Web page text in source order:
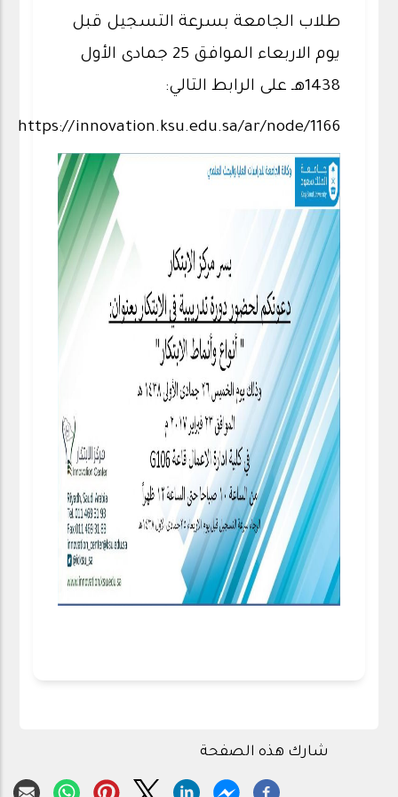
طلاب الجامعة بسرعة التسجيل قبل
يوم الاربعاء الموافق 25 جمادى الأول
1438هـ على الرابط التالي:
https://innovation.ksu.edu.sa/ar/node/1166
شارك هذه الصفحة